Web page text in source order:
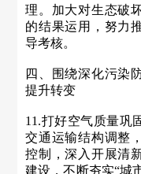
理。加大对生态破
的结果运用，努力
导考核。
四、围绕深化污染
提升转变
11.打好空气质量巩
交通运输结构调整
控制，深入开展清
建设，不断夯实“城